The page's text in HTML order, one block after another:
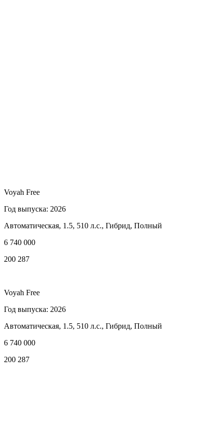
Voyah Free
Год выпуска: 2026
Автоматическая, 1.5, 510 л.с., Гибрид, Полный
6 740 000
200 287
Voyah Free
Год выпуска: 2026
Автоматическая, 1.5, 510 л.с., Гибрид, Полный
6 740 000
200 287